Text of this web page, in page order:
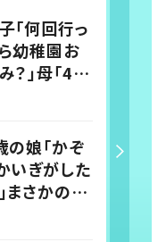
「何回行っ
幼稚園お
？」母「4回
」と伝える
子の行動
わかるよそ
持ち」「う
子も！」の
の娘「かぞ
いぎがした
まさかの議
父親「最検